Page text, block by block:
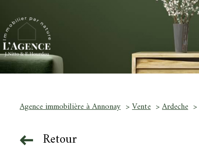
Agence immobilière à Annonay Vente Ardeche
Retour